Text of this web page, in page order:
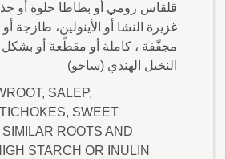
قلقاس رومي أو بطاطا حلوة أو
غزيرة النشا أو الأينولين، طازجة
مجفّفة ، كاملة أو مقطّعة أو
النخيل الهندي (ساجو)
SALEP,
SWEET
ROOTS AND
STARCH OR INULIN